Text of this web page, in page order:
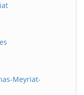
Meyriat-